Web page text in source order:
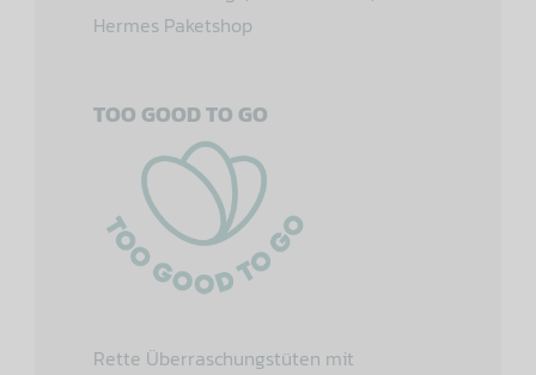
Hermes Paketshop
TOO GOOD TO GO
Rette Überraschungstüten mit